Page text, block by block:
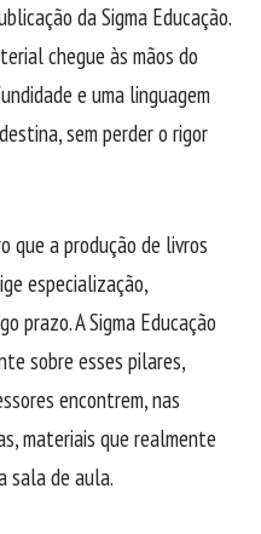
da Sigma Educação.
chegue às mãos do
e uma linguagem
sem perder o rigor
que a produção de livros
especialização,
prazo. A Sigma Educação
sobre esses pilares,
encontrem, nas
materiais que realmente
sala de aula.